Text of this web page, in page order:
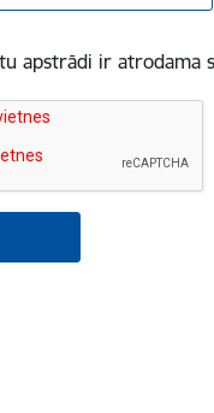
apstrādi ir atrodama